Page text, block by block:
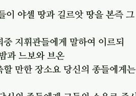
이 야셀 땅과 길르앗 땅을 본즉 그
지휘관들에게 말하여 이르되
과 느보와 브온
만한 장소요 당신의 종들에게는